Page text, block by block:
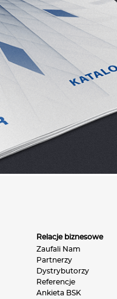
Relacje biznesowe
Zaufali Nam
Partnerzy
Dystrybutorzy
Referencje
Ankieta BSK